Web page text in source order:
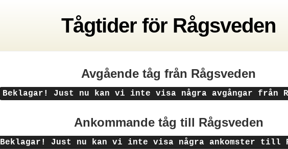
Tågtider för Rågsveden
Avgående tåg från Rågsveden
Beklagar! Just nu kan vi inte visa några avgångar från
Ankommande tåg till Rågsveden
Beklagar! Just nu kan vi inte visa några ankomster till